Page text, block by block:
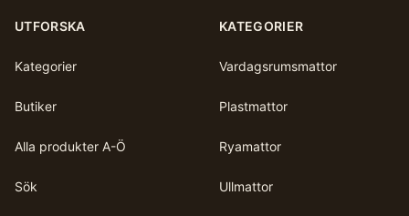
UTFORSKA
Kategorier
Butiker
Alla produkter A-Ö
Sök
KATEGORIER
Vardagsrumsmattor
Plastmattor
Ryamattor
Ullmattor